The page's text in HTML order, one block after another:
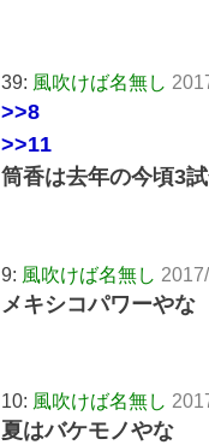
39: 風吹けば名無し
>>8
>>11
筒香は去年の今頃3
9: 風吹けば名無し
メキシコパワーやな
10: 風吹けば名無し
夏はバケモノやな